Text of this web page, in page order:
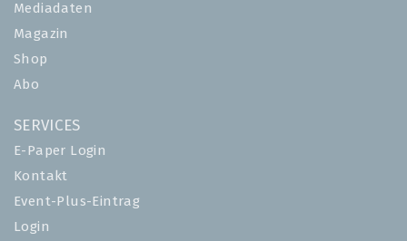
Mediadaten
Magazin
Shop
Abo
SERVICES
E-Paper Login
Kontakt
Event-Plus-Eintrag
Login